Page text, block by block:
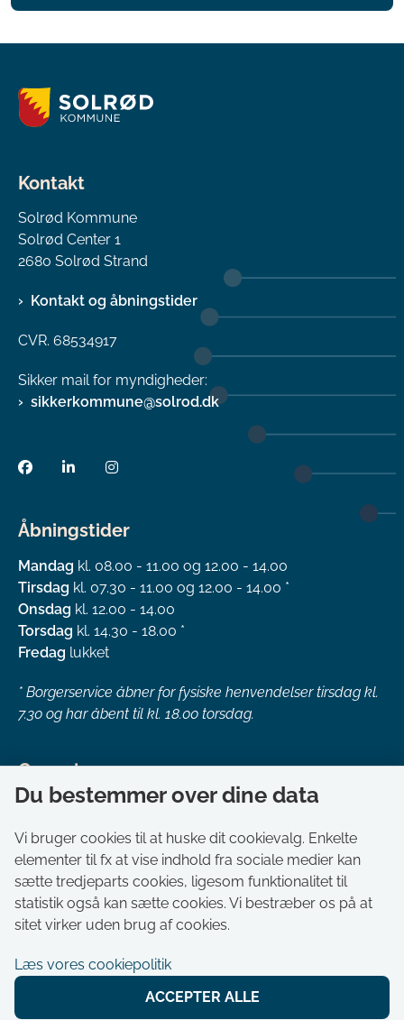
Kontakt
Solrød Kommune
Solrød Center 1
2680 Solrød Strand
Kontakt og åbningstider
CVR. 68534917
Sikker mail for myndigheder:
sikkerkommune@solrod.dk
Åbningstider
Mandag kl. 08.00 - 11.00 og 12.00 - 14.00
Tirsdag kl. 07.30 - 11.00 og 12.00 - 14.00 *
Onsdag kl. 12.00 - 14.00
Torsdag kl. 14.30 - 18.00 *
Fredag lukket
* Borgerservice åbner for fysiske henvendelser tirsdag kl.
7.30 og har åbent til kl. 18.00 torsdag.
Genveje
Om kommunen
Aktuelt
Akut hjælp
Bestil tid i Borgerservice
Ledige stillinger
Selvbetjening
Du bestemmer over dine data
Vi bruger cookies til at huske dit cookievalg. Enkelte
elementer til fx at vise indhold fra sociale medier kan
sætte tredjeparts cookies, ligesom funktionalitet til
statistik også kan sætte cookies. Vi bestræber os på at
sitet virker uden brug af cookies.
Læs vores cookiepolitik
ACCEPTER ALLE